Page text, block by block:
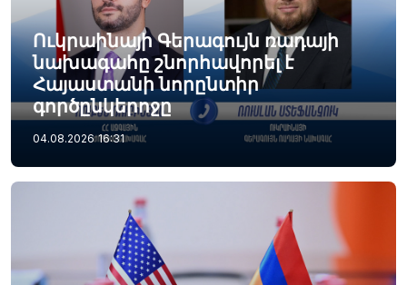
Ուկրաինայի Գերագույն ռադայի
նախագահը շնորհավորել է
Հայաստանի նորընտիր
գործընկերոջը
04.08.2026 16:31